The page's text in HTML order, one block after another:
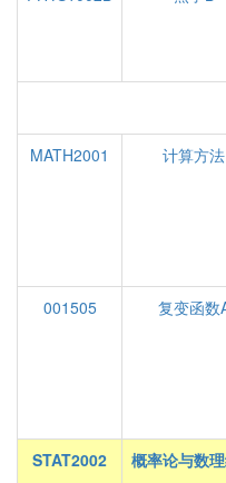
MATH2001 计算方法
001505
复变函数
STAT2002
概率论与数